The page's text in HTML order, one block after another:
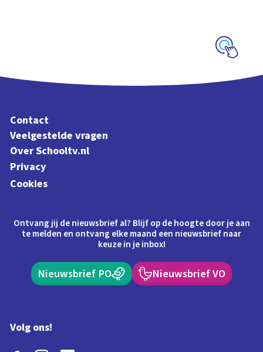
Contact
Veelgestelde vragen
Over Schooltv.nl
Privacy
Cookies
Ontvang jij de nieuwsbrief al? Blijf op de hoogte door je aan
te melden en ontvang elke maand een nieuwsbrief naar
keuze in je inbox!
Nieuwsbrief PO Nieuwsbrief VO
Volg ons!